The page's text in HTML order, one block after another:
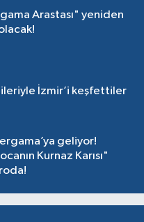
Arastası" yeniden
İzmir’i keşfettiler
geliyor!
Kurnaz Karısı"